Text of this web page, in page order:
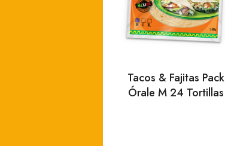
Tacos & Fajitas Pack
Órale M 24 Tortillas